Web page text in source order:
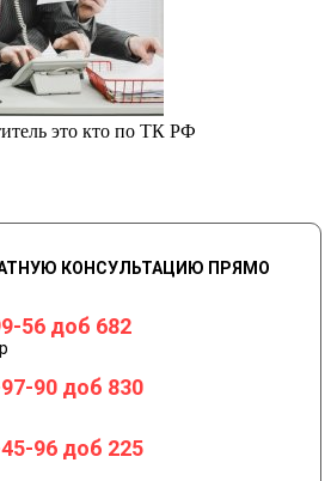
это кто по ТК РФ
КОНСУЛЬТАЦИЮ ПРЯМО
56 доб 682
90 доб 830
96 доб 225